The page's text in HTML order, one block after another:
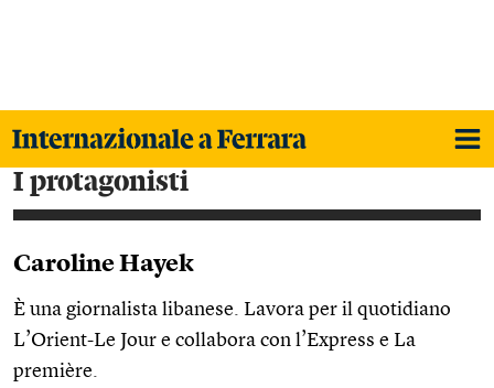
i protagonisti
Caroline Hayek
È una giornalista libanese. Lavora per il quotidiano
L’Orient-Le Jour e collabora con l’Express e La
première.